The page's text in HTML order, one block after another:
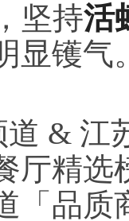
坚持活
显镬气
道 & 江
厅精选
「品质